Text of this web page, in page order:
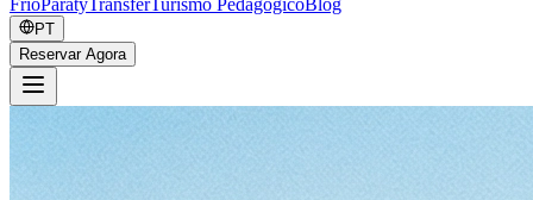
FrioParatyTransferTurismo PedagógicoBlog
PT
Reservar Agora